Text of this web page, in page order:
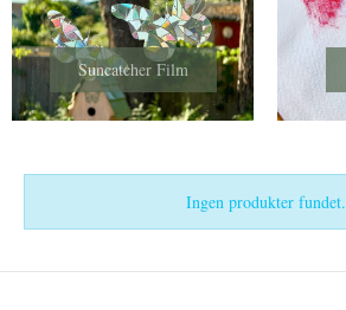
Suncatcher Film
Ingen produkter fundet.